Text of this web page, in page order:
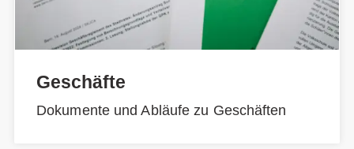
Geschäfte
Dokumente und Abläufe zu Geschäften